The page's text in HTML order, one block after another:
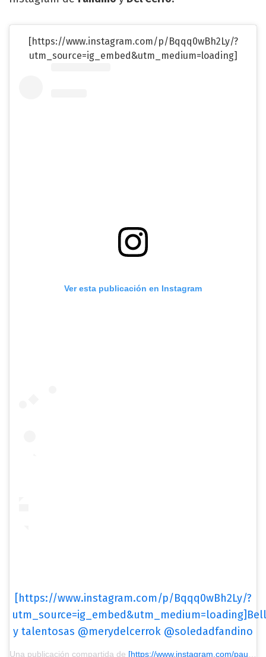
[https://www.instagram.com/p/Bqqq0wBh2Ly/?
utm_source=ig_embed&utm_medium=loading]
Ver esta publicación en Instagram
[https://www.instagram.com/p/Bqqq0wBh2Ly/?
y talentosas @merydelcerrok @soledadfandino
Una publicación compartida de [https://www.instagram.com/paulgarcianavarro/?utm_source=ig_embed&utm_medium=loading] Paul Garcia Navarro